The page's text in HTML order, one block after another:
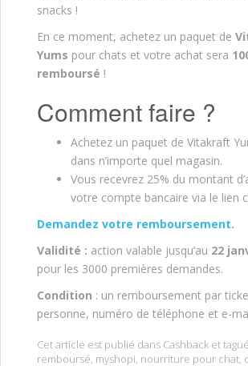
snacks !
En ce moment, achetez un paquet de
Yums pour chats et votre achat sera
remboursé !
Comment faire ?
Achetez un paquet de Vitakraft
dans n’importe quel magasin.
Vous recevrez 25% du montant
votre compte bancaire via le lien
Demandez votre remboursement.
Validité : action valable jusqu’au 22
pour les 3000 premières demandes.
Condition : un remboursement par
personne, numéro de téléphone et e-
Cet article est publié dans Cashback et
remboursé, myshopi, nourriture pour chat,